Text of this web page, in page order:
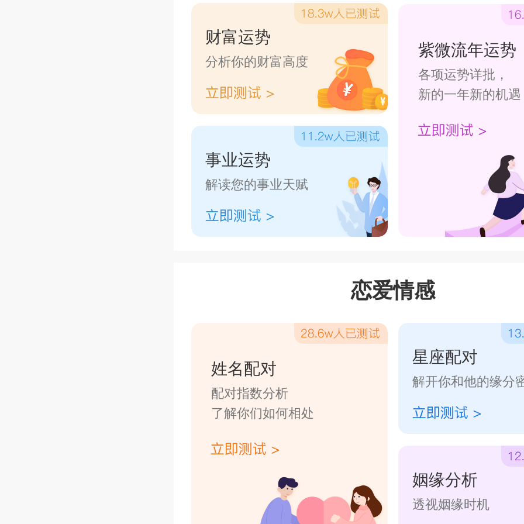
里，大家通常会更加谨慎，避免做重大
动，以免影响生活的顺利与安稳。
财富运势
分析你的财富高度
事业运势
解读您的事业天赋
紫微流年运势
各项运势详批，
新的一年新的机遇
恋爱情感
姓名配对
配对指数分析
了解你们如何相处
星座配对
解开你和他的缘分
姻缘分析
透视姻缘时机